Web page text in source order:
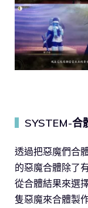
SYSTEM-合
透過把惡魔們合
的惡魔合體除了
從合體結果來選
隻惡魔來合體製